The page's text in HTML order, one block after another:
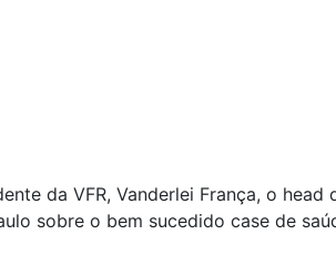
da VFR, Vanderlei França, o head
sobre o bem sucedido case de